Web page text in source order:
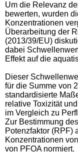
Um die Relevanz
bewerten, wurden
Konzentrationen
Überarbeitung der
(2013/39/EU)
dabei
Effekt auf die
Dieser
für die Summe von
standardisierte
relative Toxizität
im Vergleich zu
Zur Bestimmung
Potenzfaktor (RPF)
Konzentrationen
von PFOA normiert.